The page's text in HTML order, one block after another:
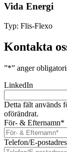
Vida Energi
Typ: Flis-Flexo
Kontakta
”*” anger
LinkedIn
Detta fält används
oförändrat.
För- & Efternamn*
Telefon/E-